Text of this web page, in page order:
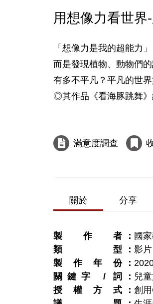
用想像力看世界
「想像力是我的超能力
而是發現植物、動物們
有多不平凡？平凡的世
◎其作品《看海豚跳舞》
滿意度調查
關於 分享
製作者
國
類型
影片
製作年份
關鍵字 / 詞
兒
授權方式
創